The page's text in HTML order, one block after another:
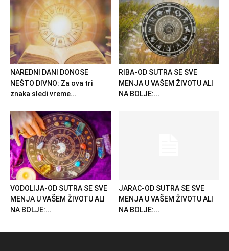
NAREDNI DANI DONOSE
NEŠTO DIVNO: Za ova tri
znaka sledi vreme...
RIBA-OD SUTRA SE SVE
MENJA U VAŠEM ŽIVOTU ALI
NA BOLJE:...
VODOLIJA-OD SUTRA SE SVE
MENJA U VAŠEM ŽIVOTU ALI
NA BOLJE:...
JARAC-OD SUTRA SE SVE
MENJA U VAŠEM ŽIVOTU ALI
NA BOLJE:...